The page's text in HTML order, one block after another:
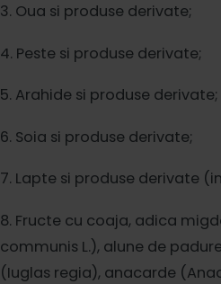
3. Oua si produse derivate;
4. Peste si produse derivate;
5. Arahide si produse derivate;
6. Soia si produse derivate;
7. Lapte si produse derivate
8. Fructe cu coaja, adica
communis L.), alune de
(Iuglas regia), anacarde